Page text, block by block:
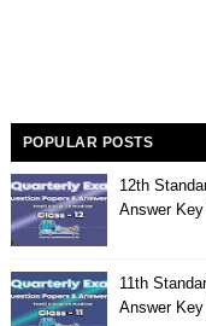
POPULAR POSTS
12th
Answer Key
11th
Answer Key